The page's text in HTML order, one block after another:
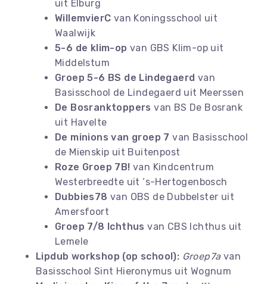
uit Elburg
WillemvierC van Koningsschool uit
Waalwijk
5-6 de klim-op van GBS Klim-op uit
Middelstum
Groep 5-6 BS de Lindegaerd van
Basisschool de Lindegaerd uit Meerssen
De Bosranktoppers van BS De Bosrank
uit Havelte
De minions van groep 7 van Basisschool
de Mienskip uit Buitenpost
Roze Groep 7B! van Kindcentrum
Westerbreedte uit ‘s-Hertogenbosch
Dubbies78 van OBS de Dubbelster uit
Amersfoort
Groep 7/8 Ichthus van CBS Ichthus uit
Lemele
Lipdub workshop (op school): Groep7avan
Basisschool Sint Hieronymus uit Wognum